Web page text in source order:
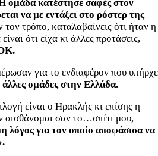
ομάδα κατέστησε σαφές στον
να με εντάξει στο ρόστερ της
τον τρόπο, καταλαβαίνεις ότι ήταν η
ότι είχα κι άλλες προτάσεις,
για το ενδιαφέρον που υπήρχε
ομάδες στην Ελλάδα.
είναι ο Ηρακλής κι επίσης η
αισθάνομαι σαν το…σπίτι μου,
λόγος για τον οποίο αποφάσισα να